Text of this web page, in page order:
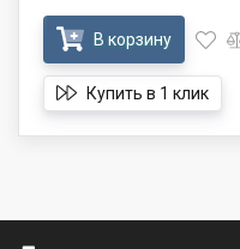
В корзину
Купить в 1 клик